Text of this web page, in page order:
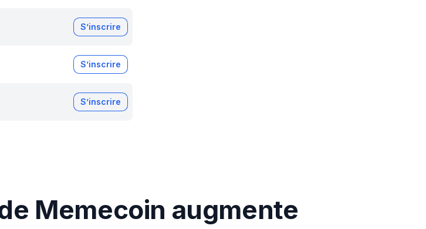
S’inscrire
S’inscrire
S’inscrire
Memecoin augmente